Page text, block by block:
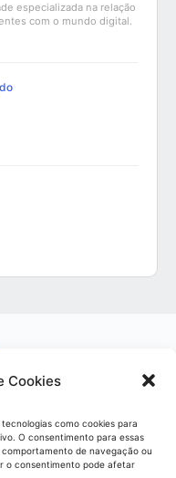
Cookies
como cookies para
O consentimento para essas
de navegação ou
o consentimento pode afetar
especializada na relação
com o mundo digital.
Digital